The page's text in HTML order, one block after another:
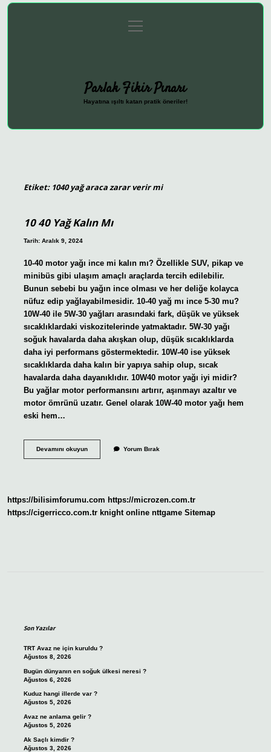
Gizlilik Politikası
menüyü
aç
Parlak Fikir Pınarı
Hayatına ışıltı katan pratik öneriler!
Etiket: 1040 yağ araca zarar verir mi
10 40 Yağ Kalın Mı
Tarih: Aralık 9, 2024
10-40 motor yağı ince mi kalın mı? Özellikle SUV, pikap ve
minibüs gibi ulaşım amaçlı araçlarda tercih edilebilir.
Bunun sebebi bu yağın ince olması ve her deliğe kolayca
nüfuz edip yağlayabilmesidir. 10-40 yağ mı ince 5-30 mu?
10W-40 ile 5W-30 yağları arasındaki fark, düşük ve yüksek
sıcaklıklardaki viskozitelerinde yatmaktadır. 5W-30 yağı
soğuk havalarda daha akışkan olup, düşük sıcaklıklarda
daha iyi performans göstermektedir. 10W-40 ise yüksek
sıcaklıklarda daha kalın bir yapıya sahip olup, sıcak
havalarda daha dayanıklıdır. 10W40 motor yağı iyi midir?
Bu yağlar motor performansını artırır, aşınmayı azaltır ve
motor ömrünü uzatır. Genel olarak 10W-40 motor yağı hem
eski hem…
Devamını okuyun10
Yorum Bırak
https://bilisimforumu.com https://microzen.com.tr
https://cigerricco.com.tr knight online nttgame Sitemap
Son Yazılar
TRT Avaz ne için kuruldu ?
Ağustos 8, 2026
Bugün dünyanın en soğuk ülkesi neresi ?
Ağustos 6, 2026
Kuduz hangi illerde var ?
Ağustos 5, 2026
Avaz ne anlama gelir ?
Ağustos 5, 2026
Ak Saçlı kimdir ?
Ağustos 3, 2026